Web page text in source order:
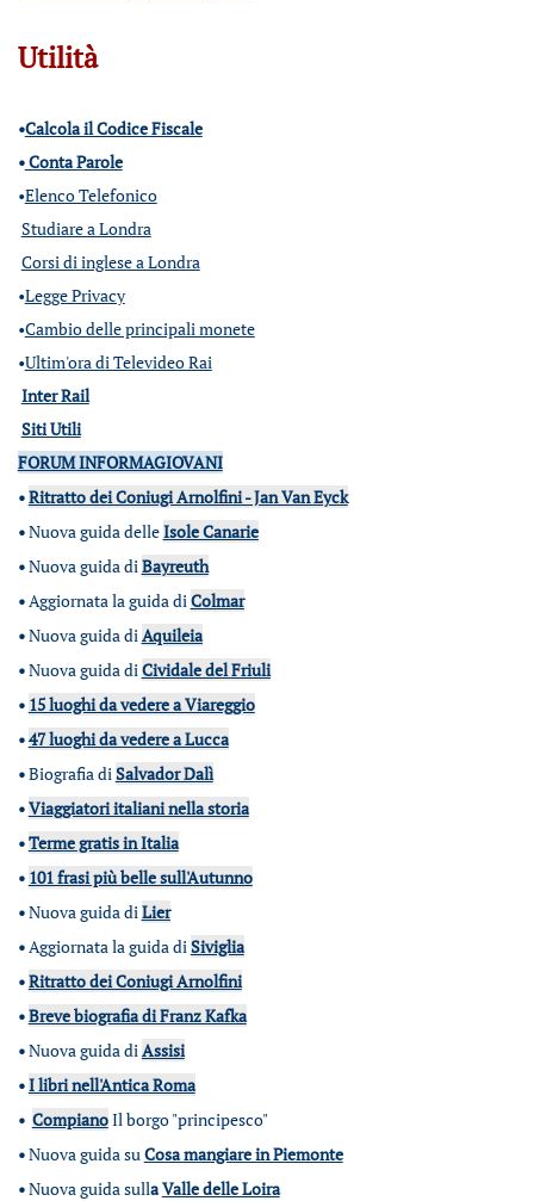
Utilità
•Calcola il Codice Fiscale
•Conta Parole
•Elenco Telefonico
Studiare a Londra
Corsi di inglese a Londra
•Legge Privacy
•Cambio delle principali monete
•Ultim'ora di Televideo Rai
Inter Rail
Siti Utili
FORUM INFORMAGIOVANI
•Ritratto dei Coniugi Arnolfini - Jan Van Eyck
•Nuova guida delleIsole Canarie
•Nuova guida diBayreuth
•Aggiornata la guida diColmar
•Nuova guida diAquileia
•Nuova guida diCividale del Friuli
• 15 luoghi da vedere a Viareggio
•47 luoghi da vedere a Lucca
•Biografia diSalvador Dalì
•Viaggiatori italiani nella storia
•Terme gratis in Italia
• 101 frasi più belle sull'Autunno
•Nuova guida diLier
•Aggiornata la guida diSiviglia
•Ritratto dei Coniugi Arnolfini
•Breve biografia di Franz Kafka
•Nuova guida diAssisi
•I libri nell'Antica Roma
• CompianoIl borgo "principesco"
•Nuova guida suCosa mangiare in Piemonte
•Nuova guida sullaValle delle Loira